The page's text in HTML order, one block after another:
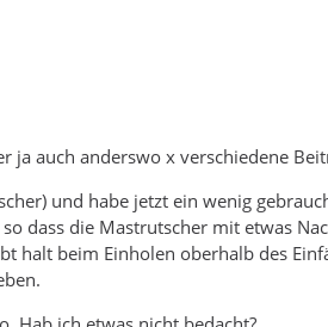
ja auch anderswo x verschiedene
und habe jetzt ein wenig
dass die Mastrutscher mit etwas
halt beim Einholen oberhalb des